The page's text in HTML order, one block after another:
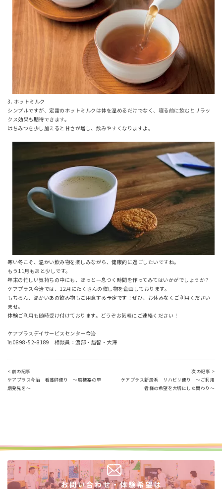
3. ホットミルク
シンプルですが、定番のホットミルクは体を温めるだけでなく、寝る前に飲むとリラッ
クス効果も期待できます。
はちみつを少し加えると甘さが増し、飲みやすくなりますよ。
寒い冬こそ、温かい飲み物を楽しみながら、健康的に過ごしたいですね。
もう11月もあと少しです。
年末の忙しい気持ちの中にも、ほっと一息つく時間を作ってみてはいかがでしょうか？
ケアプラス今治では、12月にたくさんの催し物を企画しております。
もちろん、温かいあの飲み物もご用意する予定です！ぜひ、お休みなくご利用ください
ませ。
体験ご利用も随時受け付けております。どうぞお気軽にご連絡ください！
ケアプラスデイサービスセンター今治
℡0898-52-8189 相談員：渡部・越智・大澤
< 前の記事
ケアプラス今治 看護師便り ～脳梗塞の早
期発見を～
次の記事 >
ケアプラス新居浜 リハビリ便り ～ご利用
者様の希望を大切にした関わり～